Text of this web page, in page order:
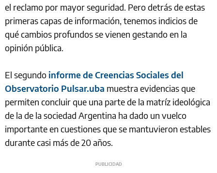
el reclamo por mayor seguridad. Pero detrás de estas
primeras capas de información, tenemos indicios de
qué cambios profundos se vienen gestando en la
opinión pública.
El segundo informe de Creencias Sociales del
Observatorio Pulsar.uba muestra evidencias que
permiten concluir que una parte de la matríz ideológica
de la de la sociedad Argentina ha dado un vuelco
importante en cuestiones que se mantuvieron estables
durante casi más de 20 años.